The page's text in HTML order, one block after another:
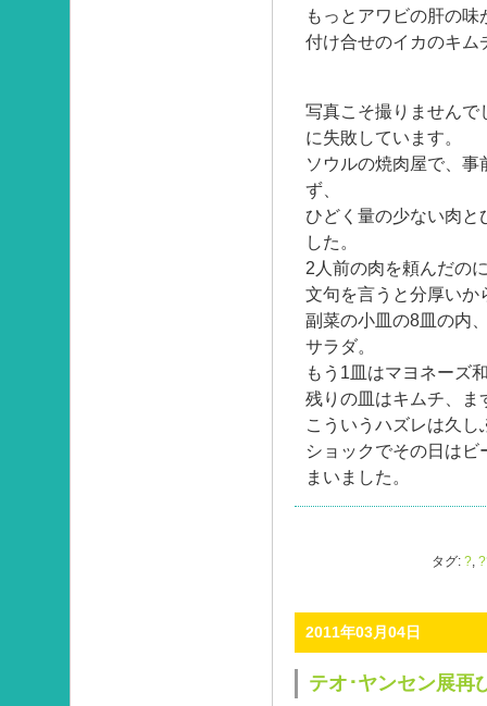
もっとアワビの肝の
付け合せのイカのキム
写真こそ撮りませんで
に失敗しています。
ソウルの焼肉屋で、
ず、
ひどく量の少ない肉
した。
2人前の肉を頼んだの
文句を言うと分厚いか
副菜の小皿の8皿の内
サラダ。
もう1皿はマヨネーズ
残りの皿はキムチ、ま
こういうハズレは久し
ショックでその日は
まいました。
タグ: ?,
2011年03月04日
テオ･ヤンセン展再